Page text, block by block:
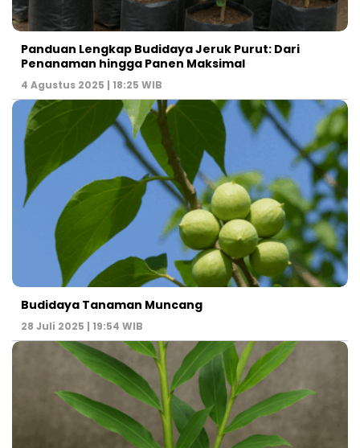
Panduan Lengkap Budidaya Jeruk Purut: Dari
Penanaman hingga Panen Maksimal
4 Agustus 2025 | 18:25 WIB
Budidaya Tanaman Muncang
28 Juli 2025 | 19:54 WIB